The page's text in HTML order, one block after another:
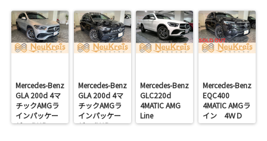
Mercedes-Benz
GLA 200d 4マ
チックAMGラ
インパッケー
ジ 4ＷＤ
Mercedes-Benz
GLA 200d 4マ
チックAMGラ
インパッケー
ジ 4ＷＤ
Mercedes-Benz
GLC220d
4MATIC AMG
Line
Mercedes-Benz
EQC400
4MATIC AMGラ
イン 4ＷＤ